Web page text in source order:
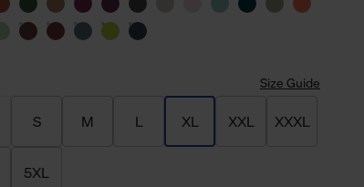
Size Guide
S M L XL XXL XXXL
5XL